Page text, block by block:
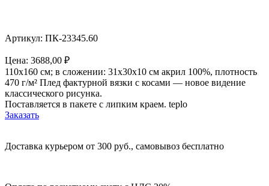
Артикул: ПК-23345.60
Цена: 3688,00 ₽
110х160 см; в сложении: 31х30х10 см акрил 100%, плотность
470 г/м² Плед фактурной вязки с косами — новое видение
классического рисунка.
Поставляется в пакете с липким краем. teplo
Заказать
Доставка курьером от 300 руб., самовывоз бесплатно